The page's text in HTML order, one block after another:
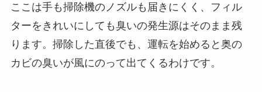
ここは手も掃除機のノズルも届きにくく、フィル
ターをきれいにしても臭いの発生源はそのまま残
ります。掃除した直後でも、運転を始めると奥の
カビの臭いが風にのって出てくるわけです。